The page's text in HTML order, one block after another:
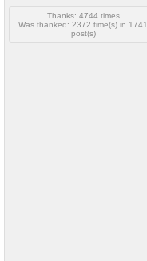
Thanks: 4744 times
Was thanked: 2372 time(s) in 1741
post(s)